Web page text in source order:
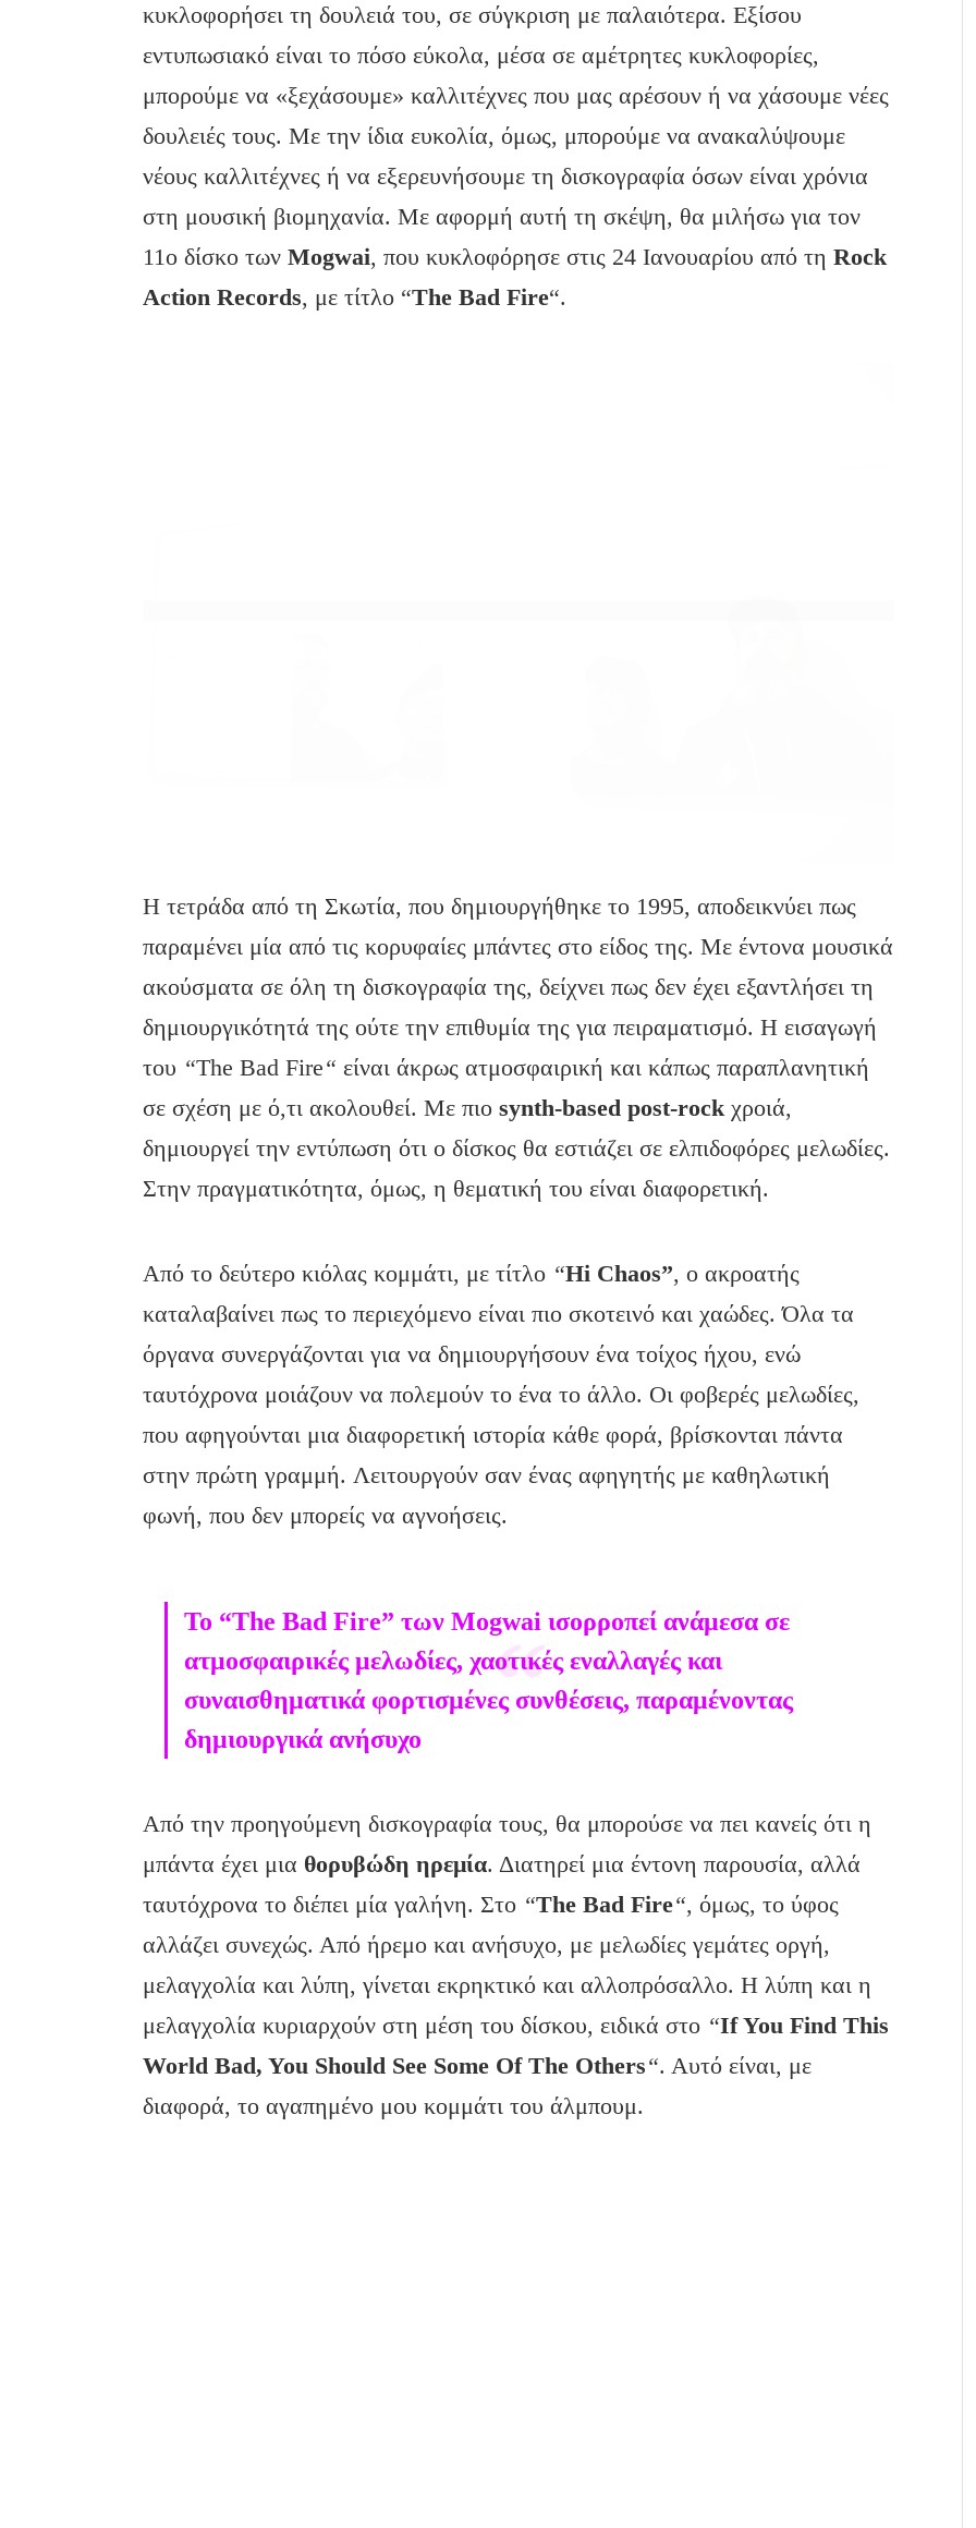
κυκλοφορήσει τη δουλειά του, σε σύγκριση με παλαιότερα. Εξίσου
εντυπωσιακό είναι το πόσο εύκολα, μέσα σε αμέτρητες κυκλοφορίες,
μπορούμε να «ξεχάσουμε» καλλιτέχνες που μας αρέσουν ή να χάσουμε νέες
δουλειές τους. Με την ίδια ευκολία, όμως, μπορούμε να ανακαλύψουμε
νέους καλλιτέχνες ή να εξερευνήσουμε τη δισκογραφία όσων είναι χρόνια
στη μουσική βιομηχανία. Με αφορμή αυτή τη σκέψη, θα μιλήσω για τον
11ο δίσκο τωνMogwai, που κυκλοφόρησε στις 24 Ιανουαρίου από τηRock
Action Records, με τίτλο “The Bad Fire“.
Η τετράδα από τη Σκωτία, που δημιουργήθηκε το 1995, αποδεικνύει πως
παραμένει μία από τις κορυφαίες μπάντες στο είδος της. Με έντονα μουσικά
ακούσματα σε όλη τη δισκογραφία της, δείχνει πως δεν έχει εξαντλήσει τη
δημιουργικότητά της ούτε την επιθυμία της για πειραματισμό. Η εισαγωγή
του “The Bad Fire“ είναι άκρως ατμοσφαιρική και κάπως παραπλανητική
σε σχέση με ό,τι ακολουθεί. Με πιοsynth-based post-rock χροιά,
δημιουργεί την εντύπωση ότι ο δίσκος θα εστιάζει σε ελπιδοφόρες μελωδίες.
Στην πραγματικότητα, όμως, η θεματική του είναι διαφορετική.
Από το δεύτερο κιόλας κομμάτι, με τίτλο “Hi Chaos”, ο ακροατής
καταλαβαίνει πως το περιεχόμενο είναι πιο σκοτεινό και χαώδες. Όλα τα
όργανα συνεργάζονται για να δημιουργήσουν ένα τοίχος ήχου, ενώ
ταυτόχρονα μοιάζουν να πολεμούν το ένα το άλλο. Οι φοβερές μελωδίες,
που αφηγούνται μια διαφορετική ιστορία κάθε φορά, βρίσκονται πάντα
στην πρώτη γραμμή. Λειτουργούν σαν ένας αφηγητής με καθηλωτική
φωνή, που δεν μπορείς να αγνοήσεις.
Το “The Bad Fire” των Mogwai ισορροπεί ανάμεσα σε
ατμοσφαιρικές μελωδίες, χαοτικές εναλλαγές και
συναισθηματικά φορτισμένες συνθέσεις, παραμένοντας
δημιουργικά ανήσυχο
Από την προηγούμενη δισκογραφία τους, θα μπορούσε να πει κανείς ότι η
μπάντα έχει μια θορυβώδη ηρεμία. Διατηρεί μια έντονη παρουσία, αλλά
ταυτόχρονα το διέπει μία γαλήνη. Στο “The Bad Fire“, όμως, το ύφος
αλλάζει συνεχώς. Από ήρεμο και ανήσυχο, με μελωδίες γεμάτες οργή,
μελαγχολία και λύπη, γίνεται εκρηκτικό και αλλοπρόσαλλο. Η λύπη και η
μελαγχολία κυριαρχούν στη μέση του δίσκου, ειδικά στο “If You Find This
World Bad, You Should See Some Of The Others“. Αυτό είναι, με
διαφορά, το αγαπημένο μου κομμάτι του άλμπουμ.